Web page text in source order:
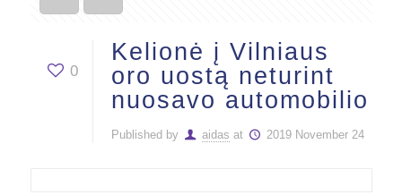
0
Kelionė į Vilniaus
oro uostą neturint
nuosavo automobilio
Published by aidas at 2019 November 24